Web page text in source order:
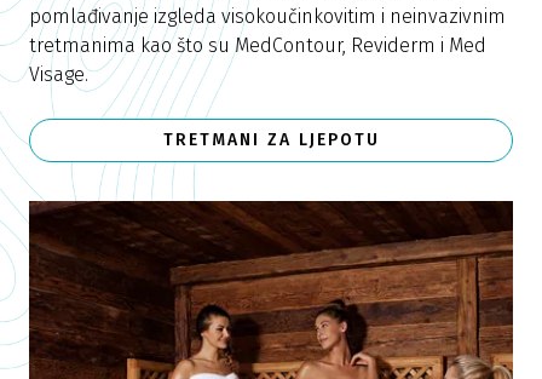
pomlađivanje izgleda visokoučinkovitim i neinvazivnim
tretmanima kao što su MedContour, Reviderm i Med
Visage.
TRETMANI ZA LJEPOTU